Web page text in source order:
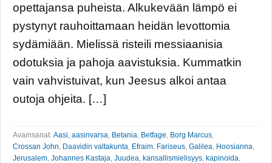
opettajansa puheista. Alkukevään lämpö ei
pystynyt rauhoittamaan heidän levottomia
sydämiään. Mielissä risteili messiaanisia
odotuksia ja pahoja aavistuksia. Kummatkin
vain vahvistuivat, kun Jeesus alkoi antaa
outoja ohjeita. […]
Avainsanat: Aasi aasinvarsa Betania Betfage Borg Marcus
Crossan John Daavidin valtakunta Efraim Fariseus Galilea Hoosianna
Jerusalem Johannes Kastaja Juudea kansallismielisyys kapinoida